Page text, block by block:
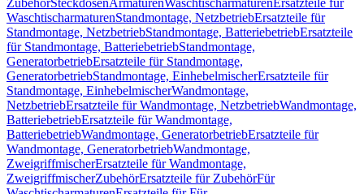
ZubehörSteckdosenArmaturenWaschtischarmaturen Ersatzteile für
WaschtischarmaturenStandmontage, NetzbetriebErsatzteile für
Standmontage, NetzbetriebStandmontage, BatteriebetriebErsatzteile
für Standmontage, BatteriebetriebStandmontage,
GeneratorbetriebErsatzteile für Standmontage,
GeneratorbetriebStandmontage, EinhebelmischerErsatzteile für
Standmontage, EinhebelmischerWandmontage,
NetzbetriebErsatzteile für Wandmontage, NetzbetriebWandmontage,
BatteriebetriebErsatzteile für Wandmontage,
BatteriebetriebWandmontage, GeneratorbetriebErsatzteile für
Wandmontage, GeneratorbetriebWandmontage,
ZweigriffmischerErsatzteile für Wandmontage,
ZweigriffmischerZubehörErsatzteile für ZubehörFür